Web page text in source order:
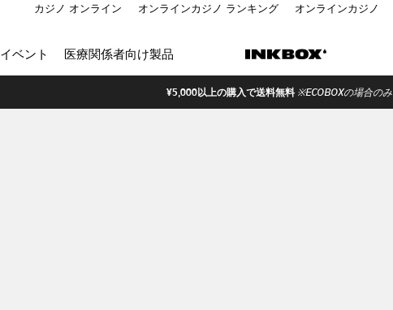
カジノ オンライン オンラインカジノ ランキング オンラインカジノ
イベント 医療関係者向け製品
¥5,000以上の購入で送料無料 ※ECOBOXの場合のみ